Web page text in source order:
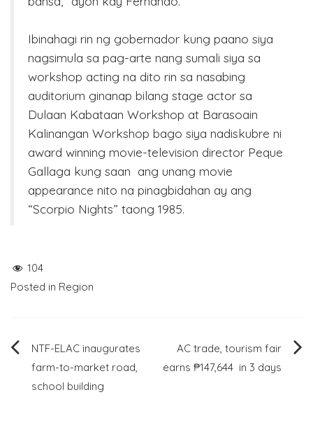
Ibinahagi rin ng gobernador kung paano siya
nagsimula sa pag-arte nang sumali siya sa
workshop acting na dito rin sa nasabing
auditorium ginanap bilang stage actor sa
Dulaan Kabataan Workshop at Barasoain
Kalinangan Workshop bago siya nadiskubre ni
award winning movie-television director Peque
Gallaga kung saan ang unang movie
appearance nito na pinagbidahan ay ang
“Scorpio Nights” taong 1985.
104
Posted in Region
Post
navigation
NTF-ELAC inaugurates
farm-to-market road,
school building
AC trade, tourism fair
earns ₱147,644 in 3 days